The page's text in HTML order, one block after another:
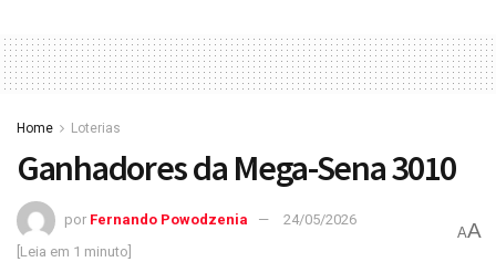
Home Loterias
Ganhadores da Mega-Sena 3010
por Fernando Powodzenia
24/05/2026
[Leia em 1 minuto]
AA